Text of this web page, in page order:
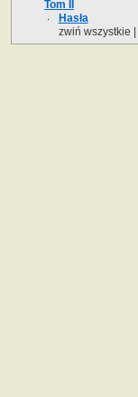
Tom II
Hasła
zwiń wszystkie